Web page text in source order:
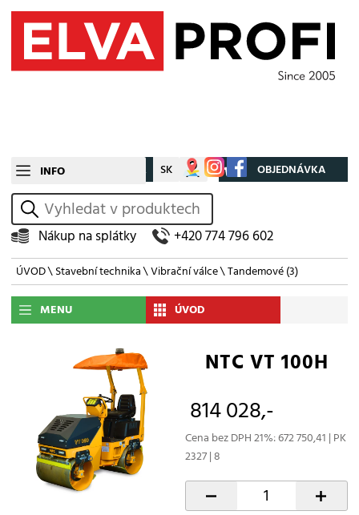
INFO CZ SK Můj účet OBJEDNÁVKA
vyhledat
Nákup na splátky +420 774 796 602
ÚVOD\Stavební technika\Vibrační válce\Tandemové(3)
MENU ÚVOD
NTC VT 100H
814 028,-
Cena bez DPH 21%: 672 750,41 | PK
2327 | 8
- +